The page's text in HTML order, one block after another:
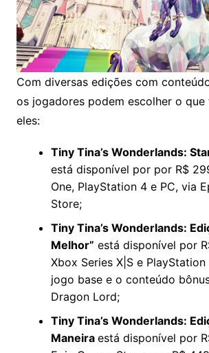
Com diversas edições com
os jogadores podem escolher o
eles:
Tiny Tina’s Wonderlands:
está disponível por por R$
One, PlayStation 4 e PC, via
Store;
Tiny Tina’s Wonderlands:
Melhor” está disponível por
Xbox Series X|S e
jogo base e o conteúdo
Dragon Lord;
Tiny Tina’s Wonderlands:
Maneira está disponível por